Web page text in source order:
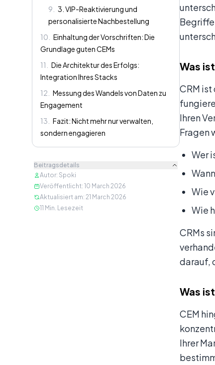
9
3. VIP-Reaktivierung und
personalisierte Nachbestellung
10
Einhaltung der Vorschriften: Die
Grundlage guten CEMs
11
Die Architektur des Erfolgs:
Integration Ihres Stacks
12
Messung des Wandels von Daten zu
Engagement
13
Fazit: Nicht mehr nur verwalten,
sondern engagieren
Beitragsdetails
Autor: Spoki
Veröffentlicht: 10 March 2026
Aktualisiert am: 21 March 2026
11 Min. Lesezeit
Was
CRM
Ihren
Fragen
Wer
Wie
Wie
CRMs
darauf,
Was
CEM
Ihrer